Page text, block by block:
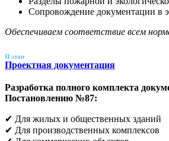
Сопровождение документации в
Обеспечиваем соответствие всем
II этап
Проектная документация
Разработка полного комплекта
Постановлению №87:
✔ Для жилых и общественных зданий
✔ Для производственных комплексов